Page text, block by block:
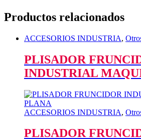
Productos relacionados
ACCESORIOS INDUSTRIA,
PLISADOR
INDUSTRIAL
ACCESORIOS INDUSTRIA,
PLISADOR